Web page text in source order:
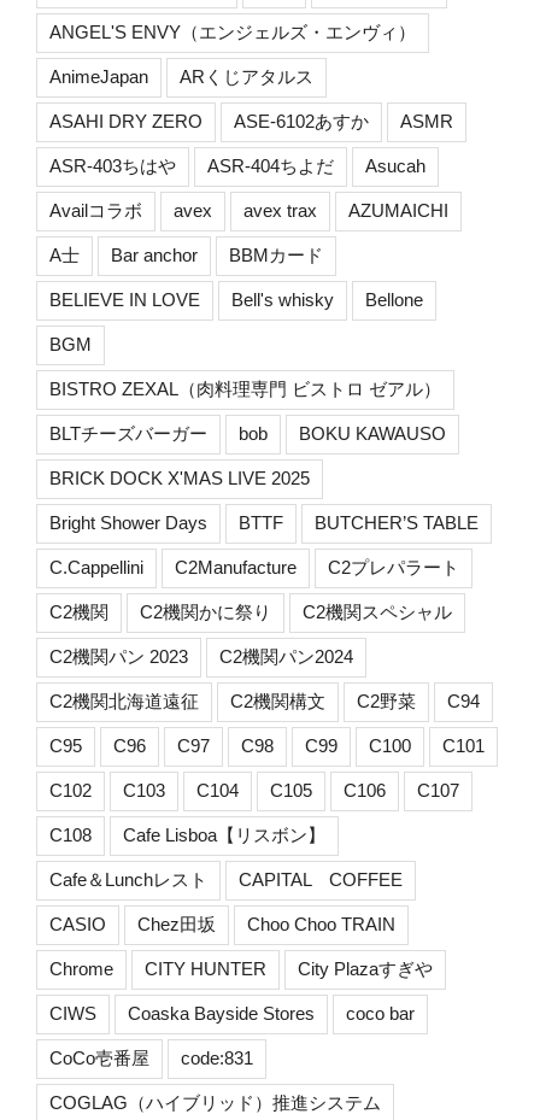
ANGEL'S ENVY（エンジェルズ・エンヴィ）
AnimeJapan ARくじアタルス
ASAHI DRY ZERO ASE-6102あすか ASMR
ASR-403ちはや ASR-404ちよだ Asucah
Availコラボ avex avex trax AZUMAICHI
A士 Bar anchor BBMカード
BELIEVE IN LOVE Bell's whisky Bellone
BGM
BISTRO ZEXAL（肉料理専門 ビストロ ゼアル）
BLTチーズバーガー bob BOKU KAWAUSO
BRICK DOCK X'MAS LIVE 2025
Bright Shower Days BTTF BUTCHER’S TABLE
C.Cappellini C2Manufacture C2プレパラート
C2機関 C2機関かに祭り C2機関スペシャル
C2機関パン 2023 C2機関パン2024
C2機関北海道遠征 C2機関構文 C2野菜 C94
C95 C96 C97 C98 C99 C100 C101
C102 C103 C104 C105 C106 C107
C108 Cafe Lisboa【リスボン】
Cafe＆Lunchレスト CAPITAL COFFEE
CASIO Chez田坂 Choo Choo TRAIN
Chrome CITY HUNTER City Plazaすぎや
CIWS Coaska Bayside Stores coco bar
CoCo壱番屋 code:831
COGLAG（ハイブリッド）推進システム